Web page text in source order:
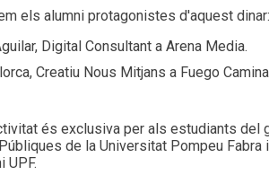
els alumni protagonistes d'aquest dinar:
Digital Consultant a Arena Media.
Creatiu Nous Mitjans a Fuego
és exclusiva per als estudiants del
de la Universitat Pompeu
UPF.